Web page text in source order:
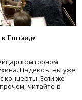
Гштааде
горном
Надеюсь, вы уже
концерты. Если же
читайте в